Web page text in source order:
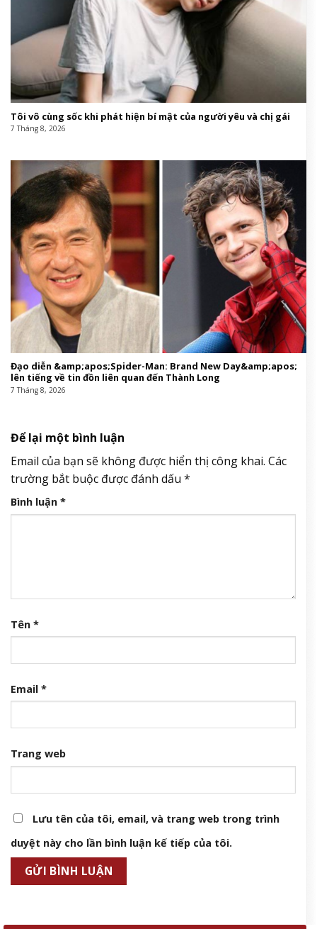
Tôi vô cùng sốc khi phát hiện bí mật của người yêu và chị gái
7 Tháng 8, 2026
Đạo diễn &amp;apos;Spider-Man: Brand New Day&amp;apos;
lên tiếng về tin đồn liên quan đến Thành Long
7 Tháng 8, 2026
Để lại một bình luận
Email của bạn sẽ không được hiển thị công khai. Các
trường bắt buộc được đánh dấu *
Bình luận *
Tên *
Email *
Trang web
Lưu tên của tôi, email, và trang web trong trình
duyệt này cho lần bình luận kế tiếp của tôi.